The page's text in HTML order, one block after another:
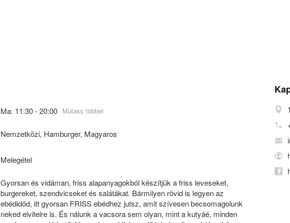
Ma: 11:30 - 20:00 Mutass többet
Nemzetközi, Hamburger, Magyaros
Melegétel
Gyorsan és vidáman, friss alapanyagokból készítjük a friss leveseket,
burgereket, szendvicseket és salátákat. Bármilyen rövid is legyen az
ebédidőd, itt gyorsan FRISS ebédhez jutsz, amit szívesen becsomagolunk
neked elvitelre is. És nálunk a vacsora sem olyan, mint a kutyáé, minden